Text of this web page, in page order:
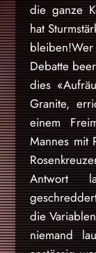
die ganze
hat
Debatte
dies
Granite,
einem
Mannes mit
Antwort
die
niemand